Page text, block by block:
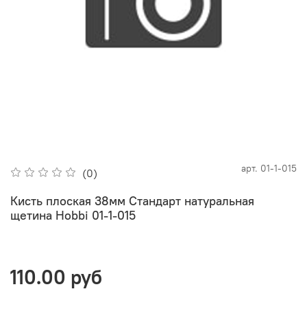
(0) арт. 01-1-015
Кисть плоская 38мм Стандарт натуральная
щетина Hobbi 01-1-015
110.00 руб